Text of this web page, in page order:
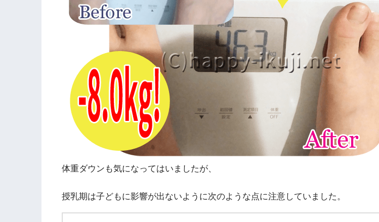
体重ダウンも気になってはいましたが、
授乳期は子どもに影響が出ないように次のような点に注意していました。